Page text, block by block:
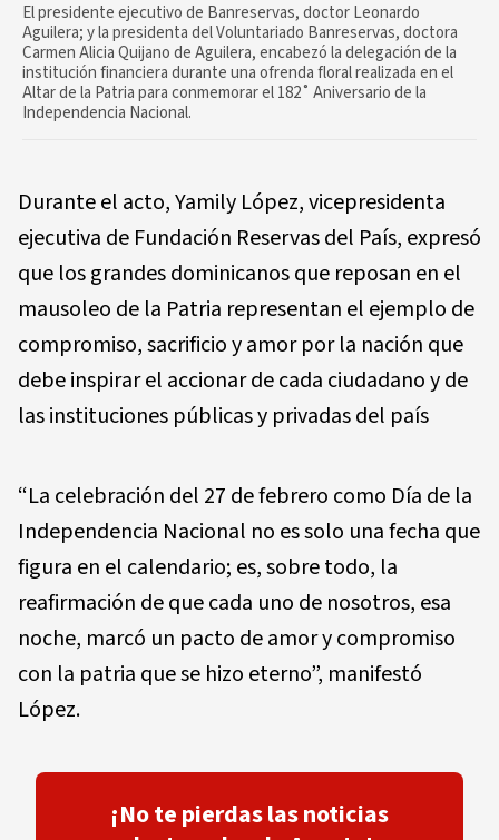
El presidente ejecutivo de Banreservas, doctor Leonardo
Aguilera; y la presidenta del Voluntariado Banreservas, doctora
Carmen Alicia Quijano de Aguilera, encabezó la delegación de la
institución financiera durante una ofrenda floral realizada en el
Altar de la Patria para conmemorar el 182˚ Aniversario de la
Independencia Nacional.
Durante el acto, Yamily López, vicepresidenta
ejecutiva de Fundación Reservas del País, expresó
que los grandes dominicanos que reposan en el
mausoleo de la Patria representan el ejemplo de
compromiso, sacrificio y amor por la nación que
debe inspirar el accionar de cada ciudadano y de
las instituciones públicas y privadas del país
“La celebración del 27 de febrero como Día de la
Independencia Nacional no es solo una fecha que
figura en el calendario; es, sobre todo, la
reafirmación de que cada uno de nosotros, esa
noche, marcó un pacto de amor y compromiso
con la patria que se hizo eterno”, manifestó
López.
¡No te pierdas las noticias